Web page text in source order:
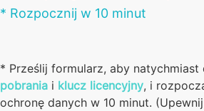
* Rozpocznij w 10 minut
* Prześlij formularz, aby natychmiast
pobrania i klucz licencyjny, i
ochronę danych w 10 minut.